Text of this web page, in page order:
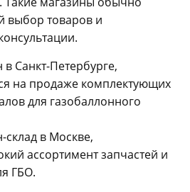
выбор товаров и
Санкт-Петербурге,
на продаже комплектующих
для газобаллонного
склад в Москве,
ассортимент запчастей и
ГБО.